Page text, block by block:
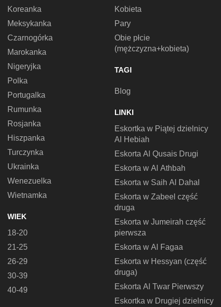
Koreanka
Meksykanka
Czarnogórka
Marokanka
Nigeryjka
Polka
Portugalka
Rumunka
Rosjanka
Hiszpanka
Turczynka
Ukrainka
Wenezuelka
Wietnamka
WIEK
18-20
21-25
26-29
30-39
40-49
Kobieta
Pary
Obie płcie
(mężczyzna+kobieta)
TAGI
Blog
LINKI
Eskortka w Piątej dzielnicy
Al Hebiah
Eskorta Al Qusais Drugi
Eskorta w Al Athbah
Eskorta w Saih Al Dahal
Eskorta w Zabeel część
druga
Eskorta w Jumeirah część
pierwsza
Eskorta w Al Fagaa
Eskorta w Hessyan (część
druga)
Eskorta Al Twar Pierwszy
Eskortka w Drugiej dzielnicy